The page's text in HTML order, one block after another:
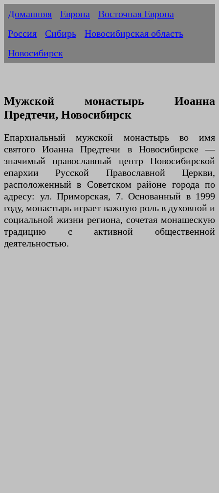
Домашняя Европа
Восточная Европа
Россия
Сибирь
Новосибирская область
Новосибирск
Мужской монастырь Иоанна
Предтечи, Новосибирск
Епархиальный мужской монастырь во имя
святого Иоанна Предтечи в Новосибирске —
значимый православный центр Новосибирской
епархии Русской Православной Церкви,
расположенный в Советском районе города по
адресу: ул. Приморская, 7. Основанный в 1999
году, монастырь играет важную роль в духовной и
социальной жизни региона, сочетая монашескую
традицию с активной общественной
деятельностью.